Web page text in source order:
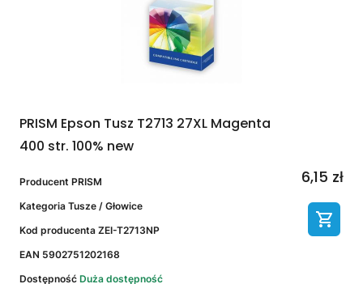
PRISM Epson Tusz T2713 27XL Magenta
400 str. 100% new
Producent PRISM
Kategoria Tusze / Głowice
Kod producenta ZEI-T2713NP
EAN 5902751202168
Dostępność Duża dostępność
6,15 zł